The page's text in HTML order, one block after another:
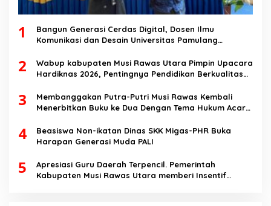
1
Bangun Generasi Cerdas Digital, Dosen Ilmu
Komunikasi dan Desain Universitas Pamulang
Speech di SMK Ikhlas Jawilan
2
Wabup kabupaten Musi Rawas Utara Pimpin Upacara
Hardiknas 2026, Pentingnya Pendidikan Berkualitas
3
Membanggakan Putra-Putri Musi Rawas Kembali
Menerbitkan Buku ke Dua Dengan Tema Hukum Acara
4
Beasiswa Non-ikatan Dinas SKK Migas-PHR Buka
Harapan Generasi Muda PALI
5
Apresiasi Guru Daerah Terpencil. Pemerintah
Kabupaten Musi Rawas Utara memberi Insentif